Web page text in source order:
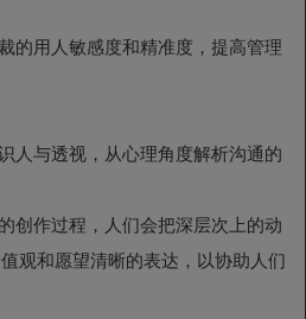
的用人敏感度和精准度，提高管理
人与透视，从心理角度解析沟通的
创作过程，人们会把深层次上的动
观和愿望清晰的表达，以协助人们